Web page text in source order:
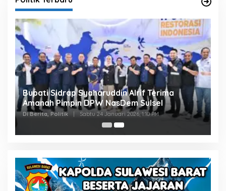
Bupati Sidrap Syaharuddin Alrif Terima
Amanah Pimpin DPW NasDem Sulsel
Di Berita, Politik | Sabtu 24 Januari 2026, 1:10 PM